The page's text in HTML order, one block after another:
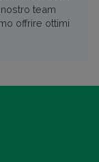
team
offrire ottimi